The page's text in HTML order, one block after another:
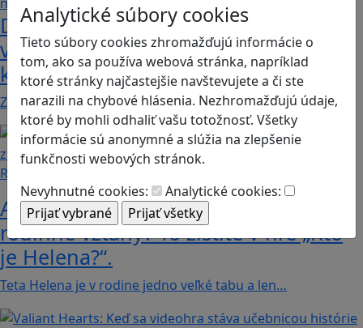
Analytické súbory cookies
Tieto súbory cookies zhromažďujú informácie o
tom, ako sa používa webová stránka, napríklad
ktoré stránky najčastejšie navštevujete a či ste
narazili na chybové hlásenia. Nezhromažďujú údaje,
ktoré by mohli odhaliť vašu totožnosť. Všetky
informácie sú anonymné a slúžia na zlepšenie
funkčnosti webových stránok.
Nevyhnutné cookies:
Analytické cookies:
Dobrodružstvá Mimi a Lízy vo
videohre? Dvojica neoddeliteľných
kamarátok už aj ako herné postavy
Značku Mimi a Líza by sme mohli označiť priam za…
Recenzie
Ako ovplyvnil komunistický režim
rodinné vzťahy? To zistíte v hre „Kto
je Helena?“.
Teta Helena je v rodine jedno veľké tabu a len…